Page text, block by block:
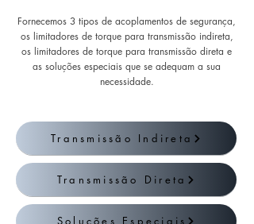
Fornecemos 3 tipos de acoplamentos de segurança,
os limitadores de torque para transmissão indireta,
os limitadores de torque para transmissão direta e
as soluções especiais que se adequam a sua
necessidade.
Transmissão Indireta
Transmissão Direta
Soluções Especiais